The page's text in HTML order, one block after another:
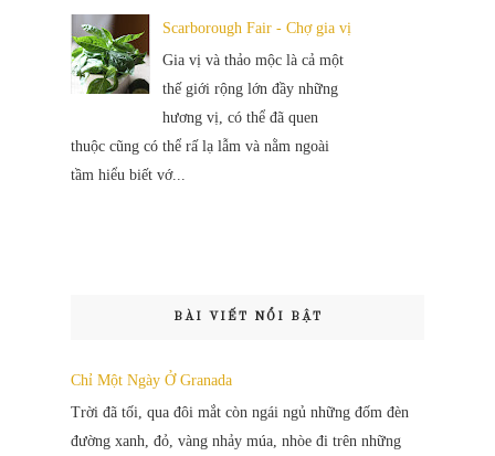
Scarborough Fair - Chợ gia vị
Gia vị và thảo mộc là cả một
thế giới rộng lớn đầy những
hương vị, có thể đã quen
thuộc cũng có thể rấ lạ lẫm và nằm ngoài
tầm hiểu biết vớ...
BÀI VIẾT NỔI BẬT
Chỉ Một Ngày Ở Granada
Trời đã tối, qua đôi mắt còn ngái ngủ những đốm đèn
đường xanh, đỏ, vàng nhảy múa, nhòe đi trên những